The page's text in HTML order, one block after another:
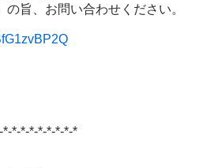
旨、お問い合わせください。
*-*-*-*-*-*-*-*